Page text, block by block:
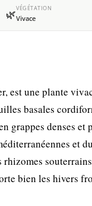
🌿VÉGÉTATION
Vivace
est une plante
basales
grappes denses
et
bien les hivers